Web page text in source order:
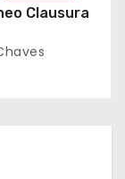
Clausura